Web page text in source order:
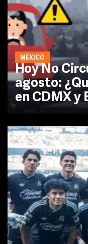
MÉXICO
Hoy No
agosto:
en CDMX y